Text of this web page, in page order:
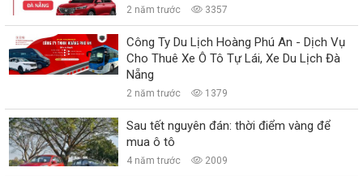
2 năm trước 3357
Công Ty Du Lịch Hoàng Phú An - Dịch Vụ
Cho Thuê Xe Ô Tô Tự Lái, Xe Du Lịch Đà
Nẵng
2 năm trước 1379
Sau tết nguyên đán: thời điểm vàng để
mua ô tô
4 năm trước 2009